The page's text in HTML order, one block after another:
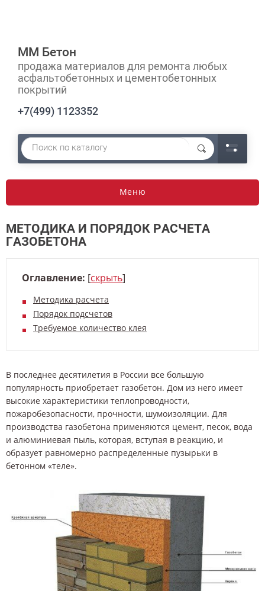
ММ Бетон
продажа материалов для ремонта любых
асфальтобетонных и цементобетонных
покрытий
+7(499) 1123352
Меню
МЕТОДИКА И ПОРЯДОК РАСЧЕТА
ГАЗОБЕТОНА
Оглавление: [скрыть]
Методика расчета
Порядок подсчетов
Требуемое количество клея
В последнее десятилетия в России все большую
популярность приобретает газобетон. Дом из него имеет
высокие характеристики теплопроводности,
пожаробезопасности, прочности, шумоизоляции. Для
производства газобетона применяются цемент, песок, вода
и алюминиевая пыль, которая, вступая в реакцию, и
образует равномерно распределенные пузырьки в
бетонном «теле».